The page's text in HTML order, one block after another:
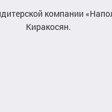
компании
Киракосян.